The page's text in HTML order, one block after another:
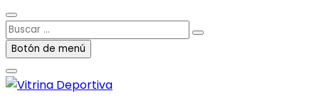
Buscar
…Botón de menú